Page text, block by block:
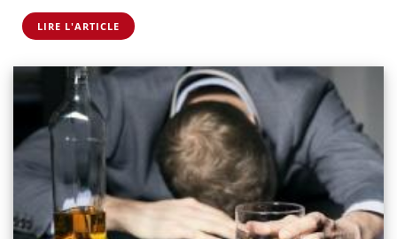
LIRE L'ARTICLE